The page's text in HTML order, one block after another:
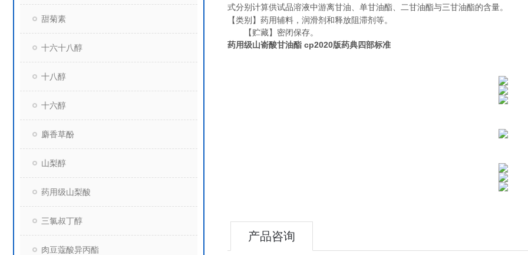
甜菊素
十六十八醇
十八醇
十六醇
麝香草酚
山梨醇
药用级山梨酸
三氯叔丁醇
肉豆蔻酸异丙酯
式分别计算供试品溶液中游离甘油、单甘油酯、二甘油酯与三甘油酯的含量。
【类别】药用辅料，润滑剂和释放阻滞剂等。
【贮藏】密闭保存。
药用级山嵛酸甘油酯 cp2020版药典四部标准
产品咨询